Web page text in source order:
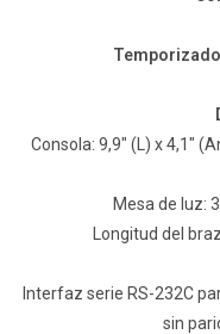
Consola: 9,9″ (L) x 4,1″
Mesa de luz:
Longitud del
Interfaz serie RS-232C
sin